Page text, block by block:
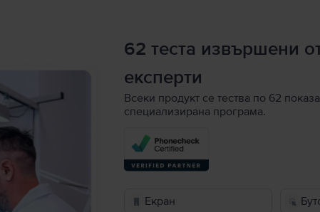
62 теста извършени
експерти
Всеки продукт се тества по 62
специализирана програма.
Екран